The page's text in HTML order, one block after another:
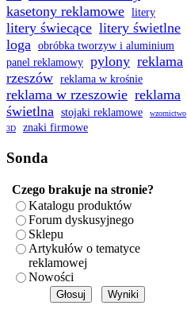
kasetony reklamowe litery
litery świecące litery świetlne
loga obróbka tworzyw i aluminium
panel reklamowy pylony reklama
rzeszów reklama w krośnie
reklama w rzeszowie reklama
świetlna stojaki reklamowe
wzornictwo
3D
znaki firmowe
Sonda
Czego brakuje na stronie?
Katalogu produktów
Forum dyskusyjnego
Sklepu
Artykułów o tematyce
reklamowej
Nowości